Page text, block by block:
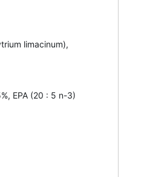
limacinum),
EPA (20 : 5 n-3)